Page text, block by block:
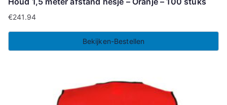
€241.94
Bekijken-Bestellen